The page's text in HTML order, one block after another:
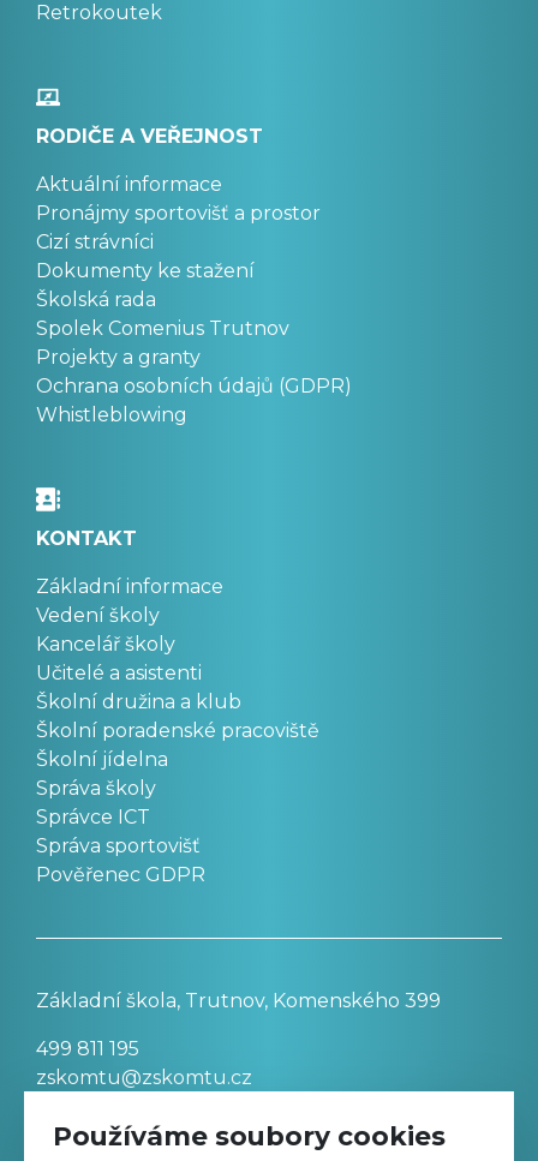
Retrokoutek
RODIČE A VEŘEJNOST
Aktuální informace
Pronájmy sportovišť a prostor
Cizí strávníci
Dokumenty ke stažení
Školská rada
Spolek Comenius Trutnov
Projekty a granty
Ochrana osobních údajů (GDPR)
Whistleblowing
KONTAKT
Základní informace
Vedení školy
Kancelář školy
Učitelé a asistenti
Školní družina a klub
Školní poradenské pracoviště
Školní jídelna
Správa školy
Správce ICT
Správa sportovišť
Pověřenec GDPR
Základní škola, Trutnov, Komenského 399
499 811 195
zskomtu@zskomtu.cz
Používáme soubory cookies